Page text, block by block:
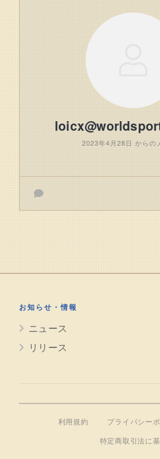
2023年4月28日 からの
お知らせ・情報
ニュース
リリース
利用規約 プライバシー
特定商取引法に